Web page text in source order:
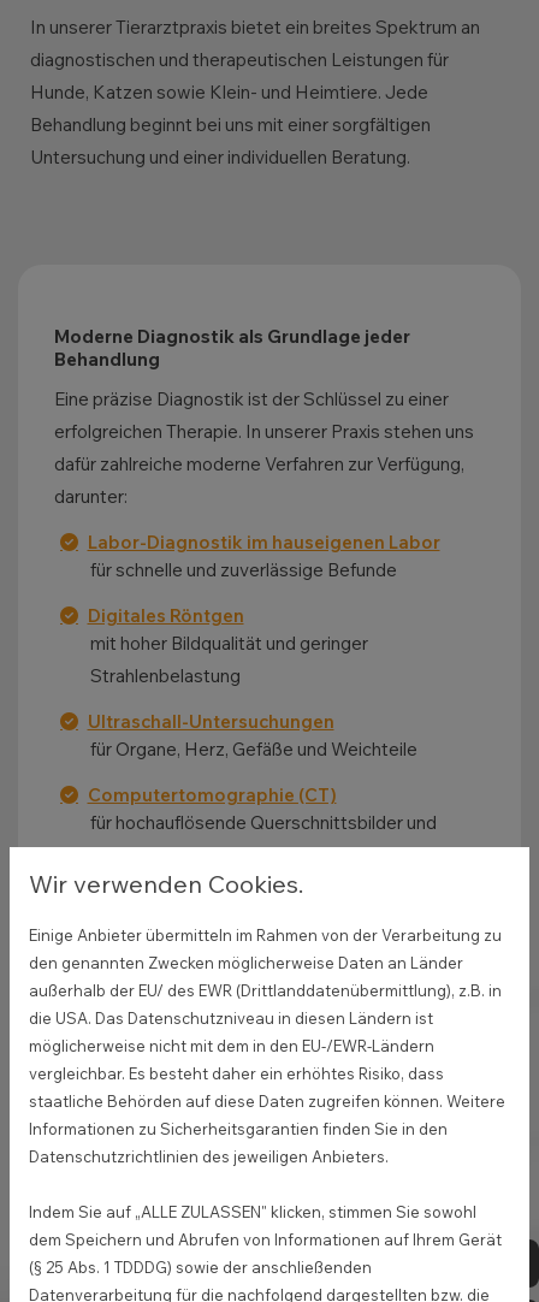
In unserer Tierarztpraxis bietet ein breites Spektrum an
diagnostischen und therapeutischen Leistungen für
Hunde, Katzen sowie Klein- und Heimtiere. Jede
Behandlung beginnt bei uns mit einer sorgfältigen
Untersuchung und einer individuellen Beratung.
Moderne Diagnostik als Grundlage jeder
Behandlung
Eine präzise Diagnostik ist der Schlüssel zu einer
erfolgreichen Therapie. In unserer Praxis stehen uns
dafür zahlreiche moderne Verfahren zur Verfügung,
darunter:
Labor-Diagnostik im hauseigenen Labor
für schnelle und zuverlässige Befunde
Digitales Röntgen
mit hoher Bildqualität und geringer
Strahlenbelastung
Ultraschall-Untersuchungen
für Organe, Herz, Gefäße und Weichteile
Computertomographie (CT)
für hochauflösende Querschnittsbilder und
komplexe Fragestellungen
Kardiologische Diagnostik
mit Blutdruckmessung, EKG, Herzultraschall
und Kontrastmitteluntersuchungen
Diese modernen Untersuchungsmethoden
ermöglichen es uns, Erkrankungen frühzeitig zu
erkennen und gezielt zu behandeln.
Medizinische Versorgung und Spezialgebiete
Wir verwenden Cookies.
Einige Anbieter übermitteln im Rahmen von der Verarbeitung zu
den genannten Zwecken möglicherweise Daten an Länder
außerhalb der EU/ des EWR (Drittlanddatenübermittlung), z.B. in
die USA. Das Datenschutzniveau in diesen Ländern ist
möglicherweise nicht mit dem in den EU-/EWR-Ländern
vergleichbar. Es besteht daher ein erhöhtes Risiko, dass
staatliche Behörden auf diese Daten zugreifen können. Weitere
Informationen zu Sicherheitsgarantien finden Sie in den
Datenschutzrichtlinien des jeweiligen Anbieters.
Indem Sie auf „ALLE ZULASSEN" klicken, stimmen Sie sowohl
dem Speichern und Abrufen von Informationen auf Ihrem Gerät
(§ 25 Abs. 1 TDDDG) sowie der anschließenden
Datenverarbeitung für die nachfolgend dargestellten bzw. die